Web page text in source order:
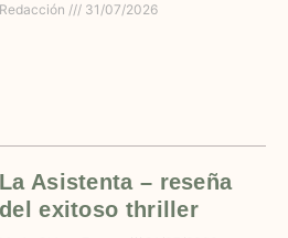
Redacción 31/07/2026
La Asistenta – reseña
del exitoso thriller